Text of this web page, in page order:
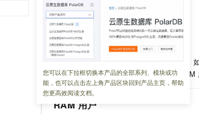
您可以在下拉框切换本产品的全部系列、模块或功
能，也可以点击左上角产品区块回到产品主页，帮助
您更高效阅读文档。
身份管理
更新时间： 2025-04-21 05:45:25
为确保您的阿里云账号及云资源使用安全
防。推荐的做法是使用 RAM 身份（即 RAM
RAM 用户
大模型
文本生成
Qwen3.8-Max HOT
智能体时代全能旗舰模型
Qwen3.7-Plus
Kimi 最
大模型服务与应用平台
千问大模型
多元化、高性能、安全可靠的大模型服务
无影云电脑
随时随地安全接入的云上超级电脑
云解析DNS
对象存
人工智
一站式
Qoder CN
企业级Agent产品，直接交付可用成果
Agency Agents：拥有专属领域专家
多领域专家智能体,一键组建 AI 虚拟交付团队
HappyHorse 打造一站式影视创作平台
快速拥有专属 OpenClaw
GLM-
自主进
Claude
云服务器38元/年起，超值低价云产品抢先购
官方推荐返现计划
推荐新用户得奖励，单订单最高返9万
云工开物
高校专属算力普惠，学生认证享300元代金券
免费试用
阿里云
至高百
Token
千问办
云上成本管理
管理和优化成本
价格优
推动算
多端小程序
Salesforce 国际版订阅
友盟天域
观测云
Tuya 物联网平台阿里云版
蓝凌 OA
身份实
短信
OCR
发票查验
咨询伙伴
销售伙伴合作计划
Salesforce On Alibaba Cloud
Consulting Partner 合作计划
AI 大模型销售与服务生态合作计划
产品生
售后服务
自助服务
工单服务
短信专区
企业增
企业
服务实践
技术领先
稳定可靠
安全合规
分析师报告
研究报告与白皮书
云栖战
云上的中
看见新
金融模